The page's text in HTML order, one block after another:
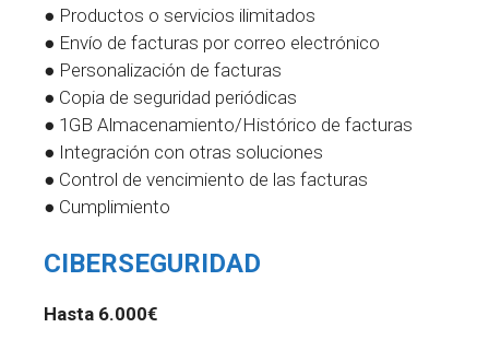
● Productos o servicios ilimitados
● Envío de facturas por correo electrónico
● Personalización de facturas
● Copia de seguridad periódicas
● 1GB Almacenamiento/Histórico de facturas
● Integración con otras soluciones
● Control de vencimiento de las facturas
● Cumplimiento
CIBERSEGURIDAD
Hasta 6.000€